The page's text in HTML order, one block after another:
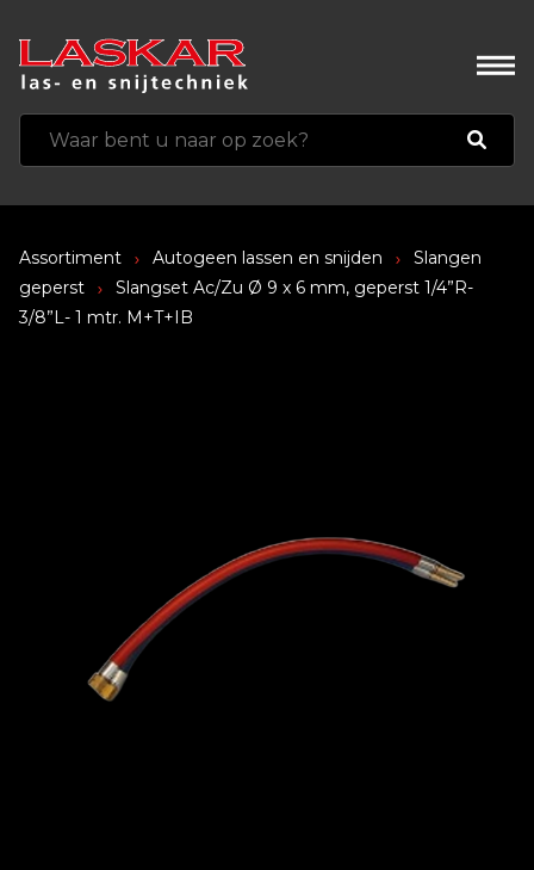
Assortiment Autogeen lassen en snijden
Slangen
geperst
Slangset Ac/Zu Ø 9 x 6 mm, geperst 1/4”R-
3/8”L- 1 mtr. M+T+IB